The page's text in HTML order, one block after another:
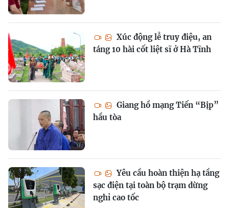
Xúc động lễ truy điệu, an
táng 10 hài cốt liệt sĩ ở Hà Tĩnh
Giang hồ mạng Tiến “Bịp”
hầu tòa
Yêu cầu hoàn thiện hạ tầng
sạc điện tại toàn bộ trạm dừng
nghỉ cao tốc